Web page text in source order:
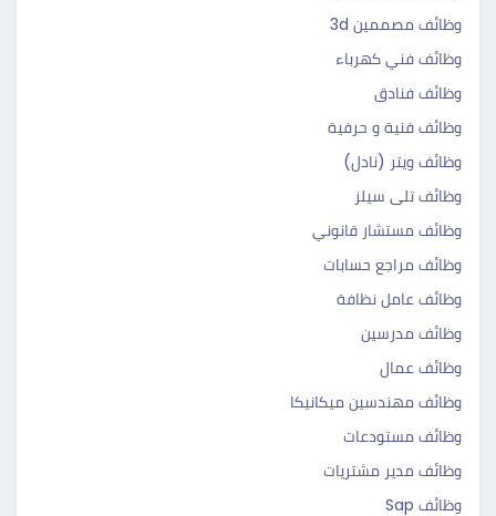
وظائف مصممين 3d
وظائف فني كهرباء
وظائف فنادق
وظائف فنية و حرفية
وظائف ويتر (نادل)
وظائف تلى سيلز
وظائف مستشار قانوني
وظائف مراجع حسابات
وظائف عامل نظافة
وظائف مدرسين
وظائف عمال
وظائف مهندسين ميكانيكا
وظائف مستودعات
وظائف مدير مشتريات
وظائف Sap